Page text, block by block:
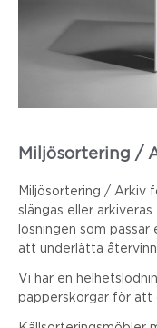
Miljösortering /
Miljösortering / Arkiv
slängas eller
lösningen som
att underlätta
Vi har en
papperskorgar för att